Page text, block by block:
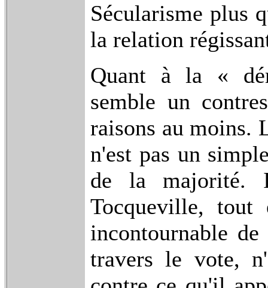
Sécularisme plus
la relation
Quant à la «
semble un
raisons au moins.
n'est pas un
de la majorité.
Tocqueville, tout
incontournable
travers le vote,